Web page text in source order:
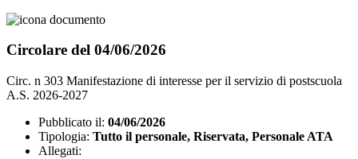
Circolare del 04/06/2026
Circ. n 303 Manifestazione di interesse per il servizio di postscuola
A.S. 2026-2027
Pubblicato il: 04/06/2026
Tipologia: Tutto il personale, Riservata, Personale ATA
Allegati: